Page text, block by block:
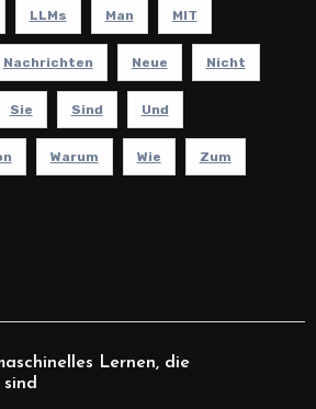
LLMs Man MIT
Nachrichten Neue Nicht
Sie Sind Und
Warum Wie Zum
Lernen, die